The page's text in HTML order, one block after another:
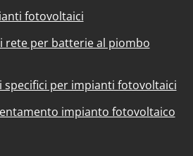
fotovoltaici
rete per batterie al piombo
specifici per impianti fotovoltaici
impianto fotovoltaico